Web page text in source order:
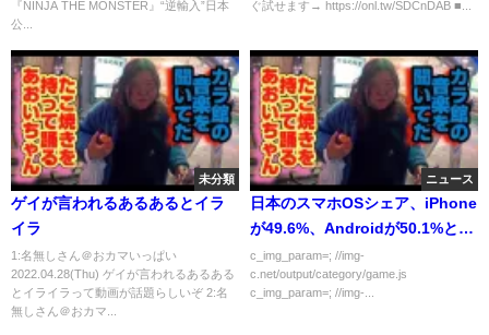
『NINJA THE MONSTER』“逆輸入”日本
公...
ぐ試せます→ https://onl.tw/SDCnDAB ■...
未分類
ゲイが言われるあるあるとイラ
イラ
1:名無しさん＠おカマいっぱい
2022.04.28(Thu) ゲイが言われるあるある
とイライラって動画が話題らしいぞ 2:名
無しさん＠おカマ...
ニュース
日本のスマホOSシェア、iPhone
が49.6%、Androidが50.1%と判
明
c_img_param=; //img-
c.net/output/category/game.js
c_img_param=; //img-...